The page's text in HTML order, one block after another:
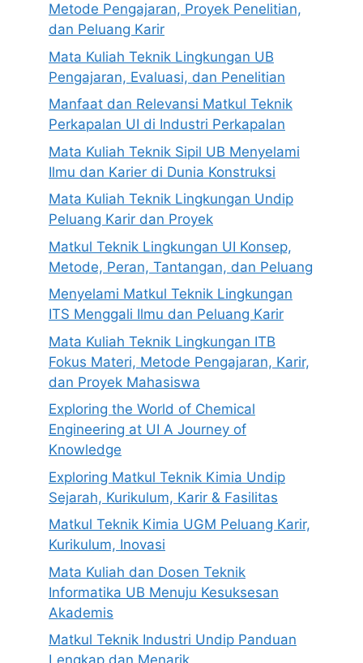
Metode Pengajaran, Proyek Penelitian,
dan Peluang Karir
Mata Kuliah Teknik Lingkungan UB
Pengajaran, Evaluasi, dan Penelitian
Manfaat dan Relevansi Matkul Teknik
Perkapalan UI di Industri Perkapalan
Mata Kuliah Teknik Sipil UB Menyelami
Ilmu dan Karier di Dunia Konstruksi
Mata Kuliah Teknik Lingkungan Undip
Peluang Karir dan Proyek
Matkul Teknik Lingkungan UI Konsep,
Metode, Peran, Tantangan, dan Peluang
Menyelami Matkul Teknik Lingkungan
ITS Menggali Ilmu dan Peluang Karir
Mata Kuliah Teknik Lingkungan ITB
Fokus Materi, Metode Pengajaran, Karir,
dan Proyek Mahasiswa
Exploring the World of Chemical
Engineering at UI A Journey of
Knowledge
Exploring Matkul Teknik Kimia Undip
Sejarah, Kurikulum, Karir & Fasilitas
Matkul Teknik Kimia UGM Peluang Karir,
Kurikulum, Inovasi
Mata Kuliah dan Dosen Teknik
Informatika UB Menuju Kesuksesan
Akademis
Matkul Teknik Industri Undip Panduan